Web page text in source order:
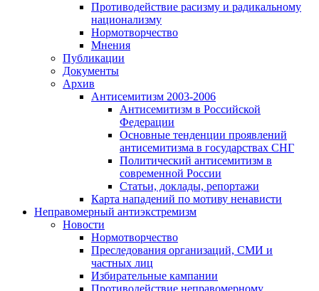
Противодействие расизму и радикальному
национализму
Нормотворчество
Мнения
Публикации
Документы
Архив
Антисемитизм 2003-2006
Антисемитизм в Российской
Федерации
Основные тенденции проявлений
антисемитизма в государствах СНГ
Политический антисемитизм в
современной России
Статьи, доклады, репортажи
Карта нападений по мотиву ненависти
Неправомерный антиэкстремизм
Новости
Нормотворчество
Преследования организаций, СМИ и
частных лиц
Избирательные кампании
Противодействие неправомерному